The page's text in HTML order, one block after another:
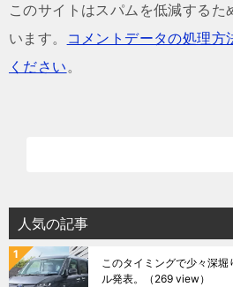
このサイトはスパムを低減する
います。
コメントデータの処理方
ください。
人気の記事
このタイミングで少々深
ル発表。
（269 view）